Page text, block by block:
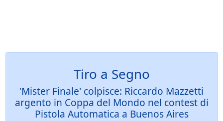
Tiro a Segno
'Mister Finale' colpisce: Riccardo Mazzetti
argento in Coppa del Mondo nel contest di
Pistola Automatica a Buenos Aires